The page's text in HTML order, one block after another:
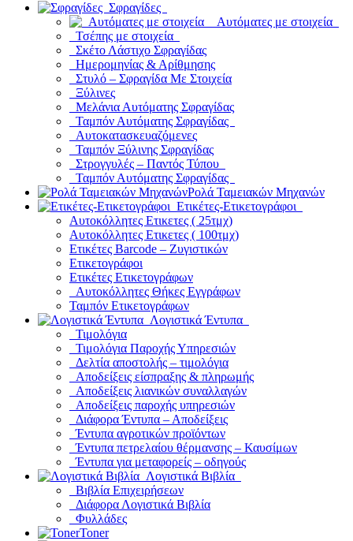
Σφραγίδες
Αυτόματες με στοιχεία
Τσέπης με στοιχεία
Σκέτο Λάστιχο Σφραγίδας
Ημερομηνίας & Αρίθμησης
Στυλό – Σφραγίδα Με Στοιχεία
Ξύλινες
Μελάνια Αυτόματης Σφραγίδας
Ταμπόν Αυτόματης Σφραγίδας
Αυτοκατασκευαζόμενες
Ταμπόν Ξύλινης Σφραγίδας
Στρογγυλές – Παντός Τύπου
Ταμπόν Αυτόματης Σφραγίδας
Ρολά Ταμειακών Μηχανών
Ετικέτες-Ετικετογράφοι
Αυτοκόλλητες Ετικετες ( 25τμχ)
Αυτοκόλλητες Ετικετες ( 100τμχ)
Ετικέτες Barcode – Ζυγιστικών
Ετικετογράφοι
Ετικέτες Ετικετογράφων
Αυτοκόλλητες Θήκες Εγγράφων
Ταμπόν Ετικετογράφων
Λογιστικά Έντυπα
Τιμολόγια
Τιμολόγια Παροχής Υπηρεσιών
Δελτία αποστολής – τιμολόγια
Αποδείξεις είσπραξης & πληρωμής
Αποδείξεις λιανικών συναλλαγών
Αποδείξεις παροχής υπηρεσιών
Διάφορα Έντυπα – Αποδείξεις
Έντυπα αγροτικών προϊόντων
Έντυπα πετρελαίου θέρμανσης – Καυσίμων
Έντυπα για μεταφορείς – οδηγούς
Λογιστικά Βιβλία
Βιβλία Επιχειρήσεων
Διάφορα Λογιστικά Βιβλία
Φυλλάδες
Toner